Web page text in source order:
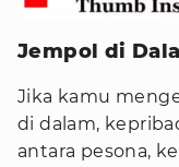
Jempol di
Jika kamu
di dalam,
antara pesona,